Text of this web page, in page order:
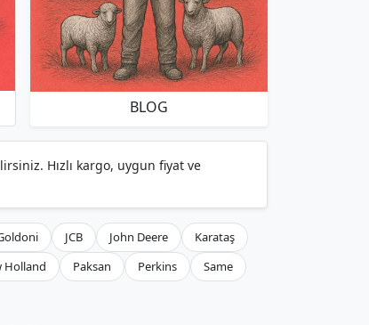
BLOG
Hızlı kargo, uygun fiyat ve
JCB John Deere
Karataş
Holland Paksan Perkins
Same